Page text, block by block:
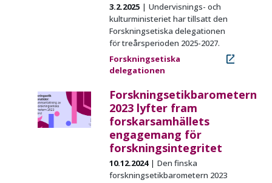
3.2.2025
Undervisnings- och
kulturministeriet har tillsatt den
Forskningsetiska delegationen
för treårsperioden 2025-2027.
Forskningsetiska
delegationen
Forskningsetikbarometern
2023 lyfter fram
forskarsamhällets
engagemang för
forskningsintegritet
10.12.2024
Den finska
forskningsetikbarometern 2023